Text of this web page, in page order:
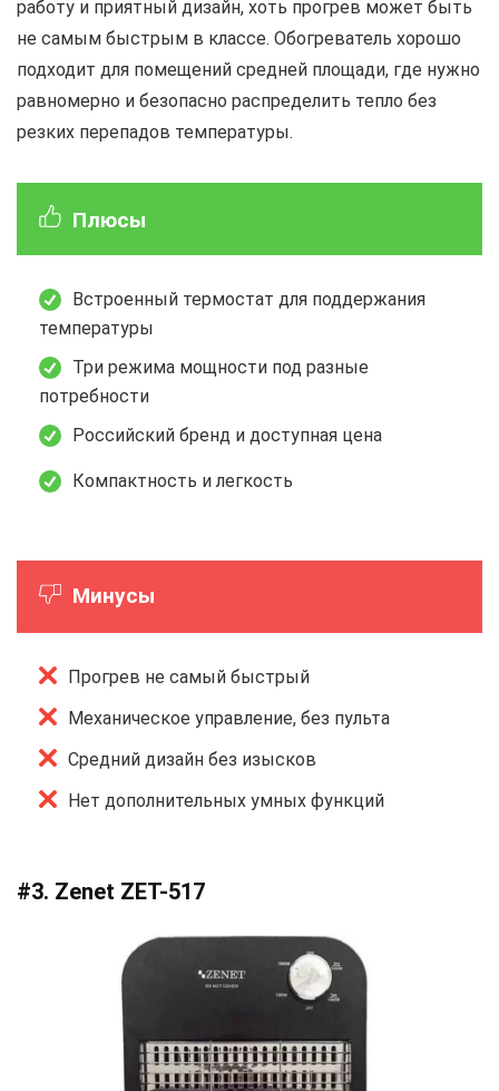
работу и приятный дизайн, хоть прогрев может быть
не самым быстрым в классе. Обогреватель хорошо
подходит для помещений средней площади, где нужно
равномерно и безопасно распределить тепло без
резких перепадов температуры.
Плюсы
Встроенный термостат для поддержания
температуры
Три режима мощности под разные
потребности
Российский бренд и доступная цена
Компактность и легкость
Минусы
Прогрев не самый быстрый
Механическое управление, без пульта
Средний дизайн без изысков
Нет дополнительных умных функций
#3. Zenet ZET-517